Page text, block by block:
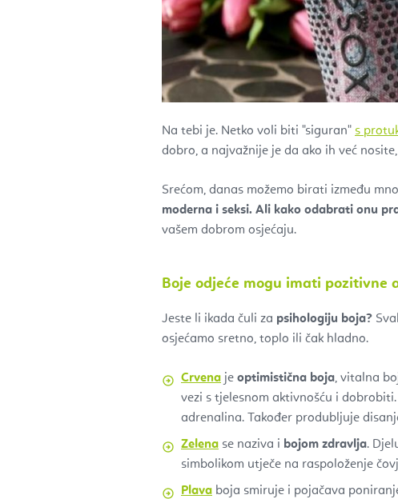
Na tebi je. Netko voli biti "siguran" s
dobro, a najvažnije je da ako ih već
Srećom, danas možemo birati između
moderna i seksi. Ali kako odabrati onu
vašem dobrom osjećaju.
Boje odjeće mogu imati pozitivne
Jeste li ikada čuli za psihologiju boja?
osjećamo sretno, toplo ili čak hladno.
Crvena je optimistična boja, vitalna
vezi s tjelesnom aktivnošću i
adrenalina. Također produbljuje
Zelena se naziva i bojom zdravlja.
simbolikom utječe na raspoloženje
Plava boja smiruje i pojačava